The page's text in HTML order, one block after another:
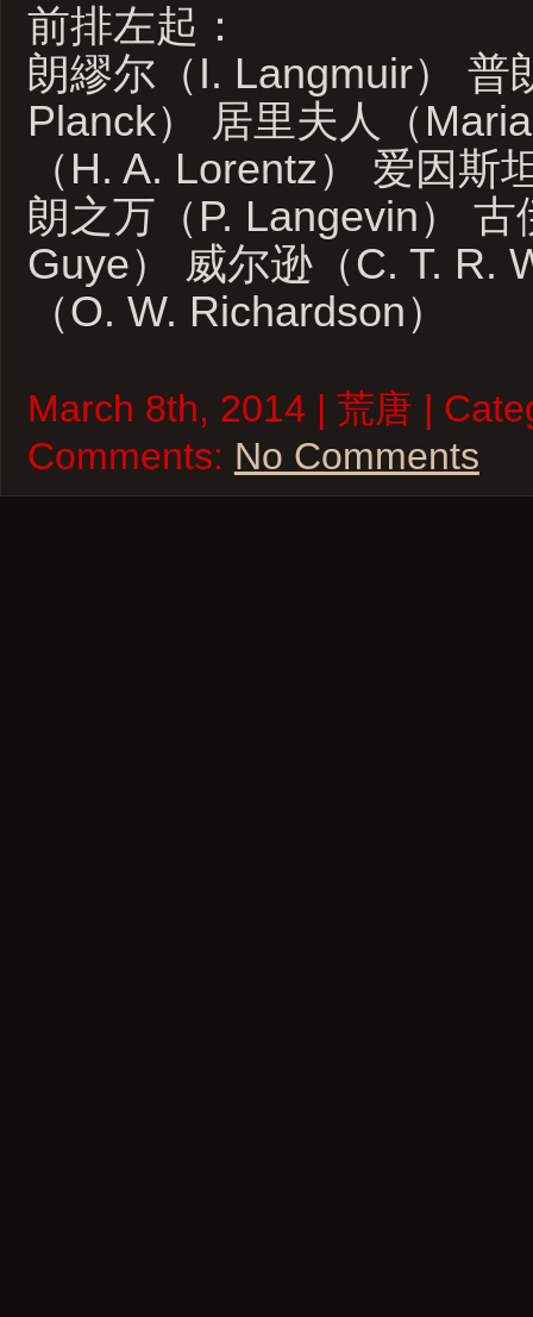
前排左起：
朗繆尔（I. Langmuir） 普
Planck） 居里夫人（
（H. A. Lorentz） 爱因斯
朗之万（P. Langevin） 古
Guye） 威尔逊（C. T. R.
（O. W. Richardson）
March 8th, 2014 | 荒唐 |
Comments: No Comments